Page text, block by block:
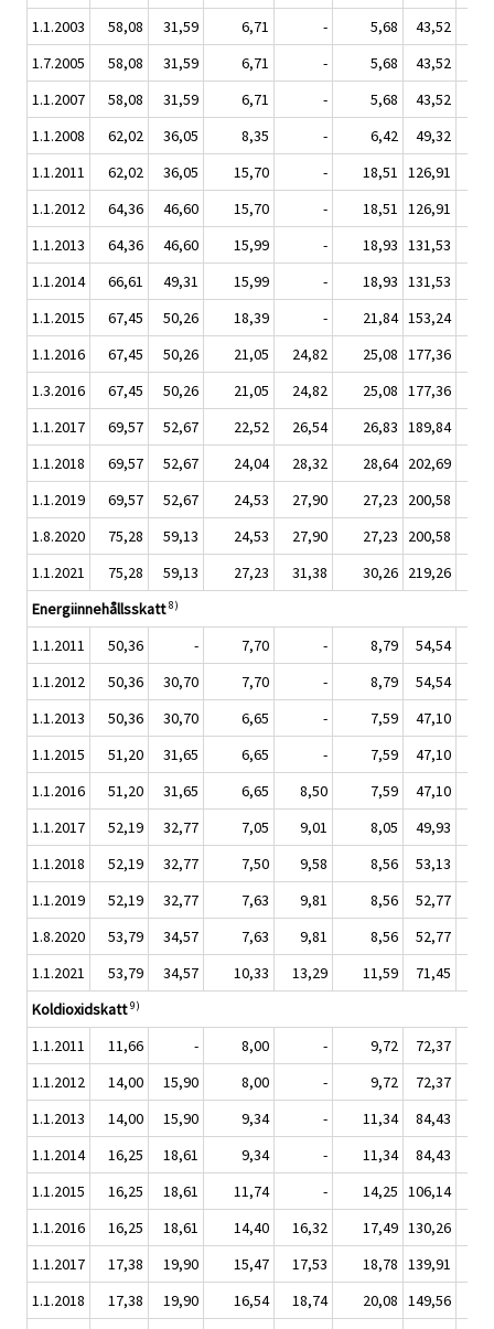
1.1.2003
58,08 31,59 6,71 - 5,68 43,52
1.7.2005
58,08 31,59 6,71 - 5,68 43,52
1.1.2007
58,08 31,59 6,71 - 5,68 43,52
1.1.2008
62,02 36,05 8,35 - 6,42 49,32
1.1.2011
62,02 36,05 15,70 - 18,51 126,91
1.1.2012
64,36 46,60 15,70 - 18,51 126,91
1.1.2013
64,36 46,60 15,99 - 18,93 131,53
1.1.2014
66,61 49,31 15,99 - 18,93 131,53
1.1.2015
67,45 50,26 18,39 - 21,84 153,24
1.1.2016
67,45 50,26 21,05 24,82 25,08 177,36
1.3.2016
67,45 50,26 21,05 24,82 25,08 177,36
1.1.2017
69,57 52,67 22,52 26,54 26,83 189,84
1.1.2018
69,57 52,67 24,04 28,32 28,64 202,69
1.1.2019
69,57 52,67 24,53 27,90 27,23 200,58
1.8.2020
75,28 59,13 24,53 27,90 27,23 200,58
1.1.2021
75,28 59,13 27,23 31,38 30,26 219,26
Energiinnehållsskatt 8)
1.1.2011 50,36 - 7,70 - 8,79 54,54
1.1.2012
50,36 30,70 7,70 - 8,79 54,54
1.1.2013
50,36 30,70 6,65 - 7,59 47,10
1.1.2015
51,20 31,65 6,65 - 7,59 47,10
1.1.2016
51,20 31,65 6,65 8,50 7,59 47,10
1.1.2017
52,19 32,77 7,05 9,01 8,05 49,93
1.1.2018
52,19 32,77 7,50 9,58 8,56 53,13
1.1.2019
52,19 32,77 7,63 9,81 8,56 52,77
1.8.2020
53,79 34,57 7,63 9,81 8,56 52,77
1.1.2021
53,79 34,57 10,33 13,29 11,59 71,45
Koldioxidskatt 9)
1.1.2011 11,66 - 8,00 - 9,72 72,37
1.1.2012
14,00 15,90 8,00 - 9,72 72,37
1.1.2013
14,00 15,90 9,34 - 11,34 84,43
1.1.2014
16,25 18,61 9,34 - 11,34 84,43
1.1.2015
16,25 18,61 11,74 - 14,25 106,14
1.1.2016
16,25 18,61 14,40 16,32 17,49 130,26
1.1.2017
17,38 19,90 15,47 17,53 18,78 139,91
1.1.2018
17,38 19,90 16,54 18,74 20,08 149,56